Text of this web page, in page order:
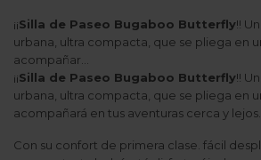
¡¡Silla de Paseo Bugaboo Butterfly!!
urbana, ultra compacta, que se pliega en
acompañar...
¡¡Silla de Paseo Bugaboo Butterfly!!
urbana, ultra compacta, que se pliega en
acompañará en tus aventuras cerca y lejos.
Con su confort de primera clase. fácil